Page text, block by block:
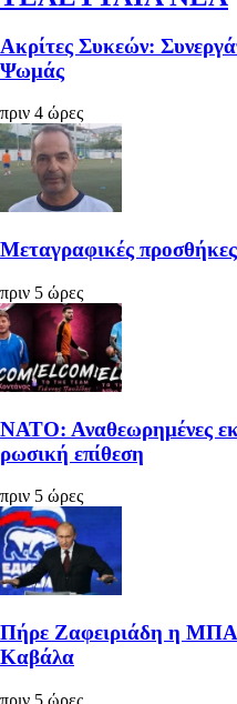
Ακρίτες Συκεών:
Ψωμάς
πριν 4 ώρες
Μεταγραφικές
πριν 5 ώρες
ΝΑΤΟ: Αναθεωρημένες
ρωσική επίθεση
πριν 5 ώρες
Πήρε Ζαφειριάδη η
Καβάλα
πριν 5 ώρες